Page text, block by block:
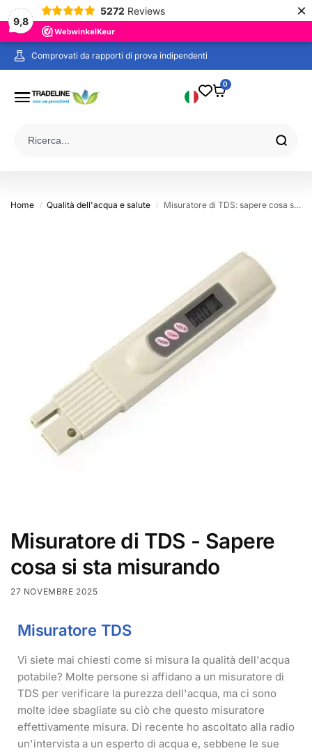
9,8
5272 Reviews ×
Comprovati da rapporti di prova indipendenti
Ordinato prima delle 19:00 nei giorni lavorativi, spedito oggi!
0
Home / Qualità dell'acqua e salute / Misuratore di TDS: sapere cosa si sta misurando
Misuratore di TDS - Sapere
cosa si sta misurando
27 NOVEMBRE 2025
Misuratore TDS
Vi siete mai chiesti come si misura la qualità dell'acqua
potabile? Molte persone si affidano a un misuratore di
TDS per verificare la purezza dell'acqua, ma ci sono
molte idee sbagliate su ciò che questo misuratore
effettivamente misura. Di recente ho ascoltato alla radio
un'intervista a un esperto di acqua e, sebbene le sue